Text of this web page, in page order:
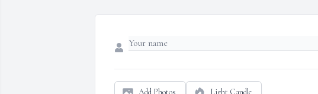
Add Photos Light Candle